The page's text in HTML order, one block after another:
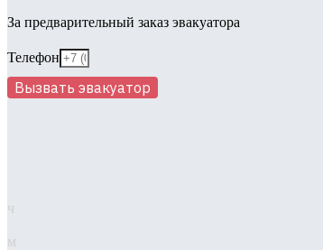
За предварительный заказ эвакуатора
Телефон
Вызвать эвакуатор
ч
м